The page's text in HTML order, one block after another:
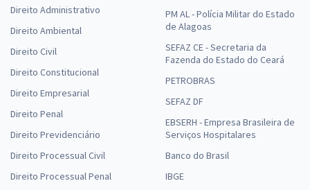
Direito Administrativo
Direito Ambiental
Direito Civil
Direito Constitucional
Direito Empresarial
Direito Penal
Direito Previdenciário
Direito Processual Civil
Direito Processual Penal
PM AL - Polícia Militar do Estado
de Alagoas
SEFAZ CE - Secretaria da
Fazenda do Estado do Ceará
PETROBRAS
SEFAZ DF
EBSERH - Empresa Brasileira de
Serviços Hospitalares
Banco do Brasil
IBGE